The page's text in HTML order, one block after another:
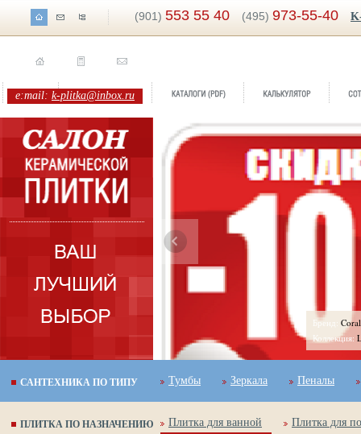
(901) 553 55 40 (495) 973-55-40
e:mail: k-plitka@inbox.ru
Botanica
Бренд: Coral
Коллекция:
САНТЕХНИКА ПО ТИПУ Тумбы Зеркала Пеналы
ПЛИТКА ПО НАЗНАЧЕНИЮ Плитка для ванной
Плитка для